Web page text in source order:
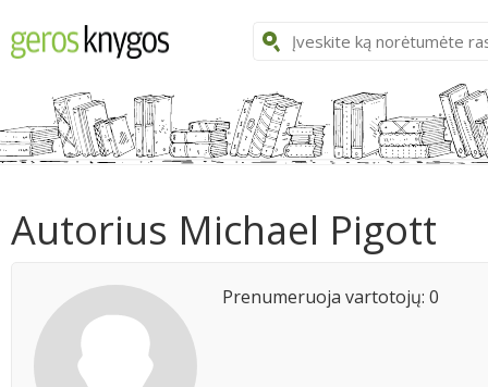
Autorius Michael Pigott
Prenumeruoja vartotojų: 0